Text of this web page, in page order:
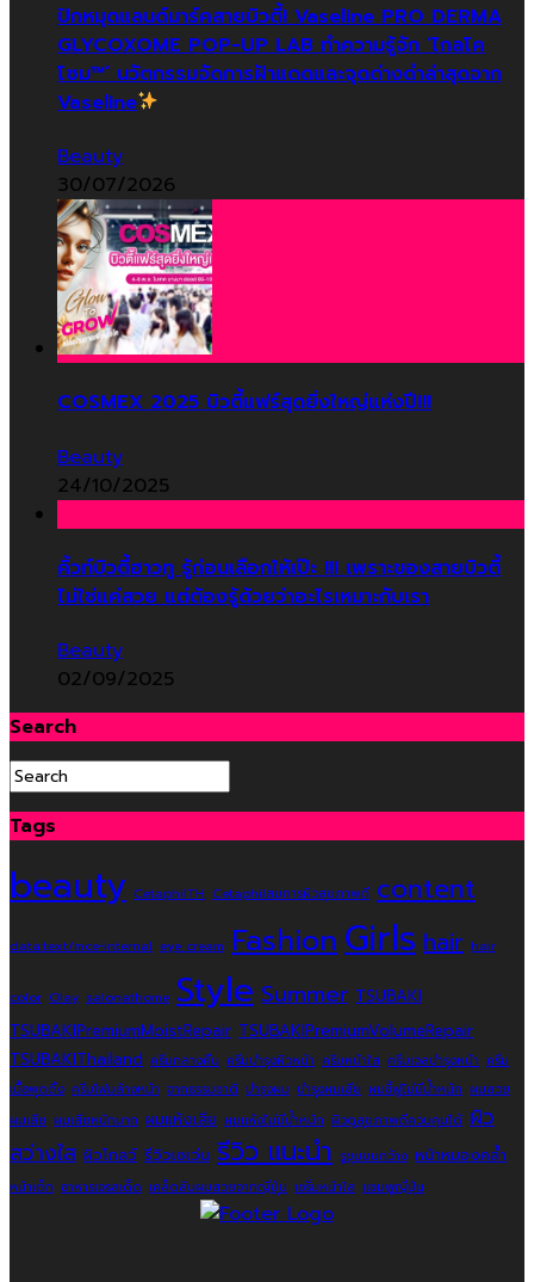
ปักหมุดแลนด์มาร์คสายบิวตี้! Vaseline PRO DERMA
GLYCOXOME POP-UP LAB ทำความรู้จัก ‘ไกลโค
โซม™’ นวัตกรรมจัดการฝ้าแดดและจุดด่างดำล่าสุดจาก
Vaseline
Beauty
30/07/2026
COSMEX 2025 บิวตี้แฟร์สุดยิ่งใหญ่แห่งปี!!!
Beauty
24/10/2025
คิ้วท์บิวตี้ฮาวทู รู้ก่อนเลือกให้เป๊ะ !!! เพราะของสายบิวตี้
ไม่ใช่แค่สวย แต่ต้องรู้ด้วยว่าอะไรเหมาะกับเรา
Beauty
02/09/2025
Search
Tags
beauty CetaphilTH Cetaphilสมการผิวสุขภาพดี content
data:text/mce-internal eye cream FashionGirls hair hair
color Olay salonathome Style Summer TSUBAKI
TSUBAKIPremiumMoistRepair TSUBAKIPremiumVolumeRepair
TSUBAKIThailand ครีมกลางคืน ครีมบำรุงผิวหน้า ครีมหน้าใส ครีมเจลบำรุงหน้า ครีม
เนื้อพุดดิ้ง ครีมโฟมล้างหน้า จากธรรมชาติ บำรุงผม บำรุงผมเสีย ผมชี้ฟูไม่มีน้ำหนัก ผมสวย
ผมเสีย ผมเสียหนักมาก ผมแห้งเสีย ผมแห้งไม่มีน้ำหนัก ผิวดูสุขภาพดีควบคุมได้ ผิว
สว่างใส ผิวโกลว์ รีวิวเซเว่น รีวิว แนะนำ รูขุมขนกว้าง หน้าหมองคล้ำ
หน้าเด็ก อาหารเจรสเด็ด เคล็ดลับผมสวยจากญี่ปุ่น เซรั่มหน้าใส แชมพูญี่ปุ่น